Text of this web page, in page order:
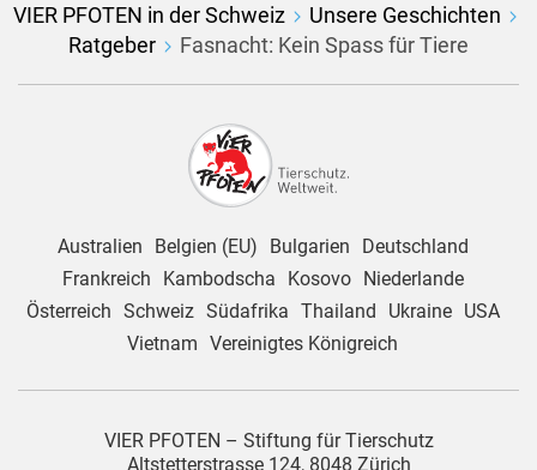
VIER PFOTEN in der Schweiz
Unsere Geschichten
Ratgeber
Fasnacht: Kein Spass für Tiere
Australien Belgien (EU) Bulgarien
Deutschland
Frankreich
Kambodscha Kosovo
Niederlande
Österreich Schweiz Südafrika Thailand Ukraine
USA
Vietnam Vereinigtes Königreich
VIER PFOTEN – Stiftung für Tierschutz
Altstetterstrasse 124, 8048 Zürich